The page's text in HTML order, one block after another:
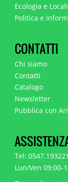
Ecologia e
Politica e
CONTATTI
Chi siamo
Contatti
Catalogo
Newsletter
Pubblica con
Tel:
Lun/Ven 09:00-